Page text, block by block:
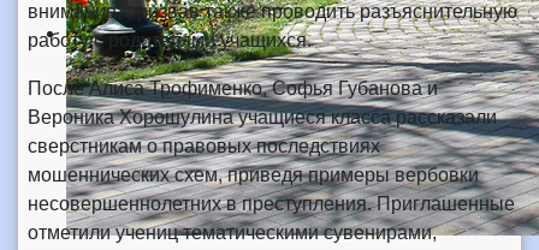
внимание, призвав также проводить разъяснительную
работу с родителями учащихся.
После Алиса Трофименко, Софья Губанова и
Вероника Хорошулина учащиеся класса рассказали
сверстникам о правовых последствиях
мошеннических схем, приведя примеры вербовки
несовершеннолетних в преступления. Приглашенные
отметили учениц тематическими сувенирами,